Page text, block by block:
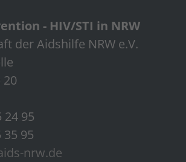
- HIV/STI in NRW
der Aidshilfe NRW e.V.
24 95
35 95
nrw.de